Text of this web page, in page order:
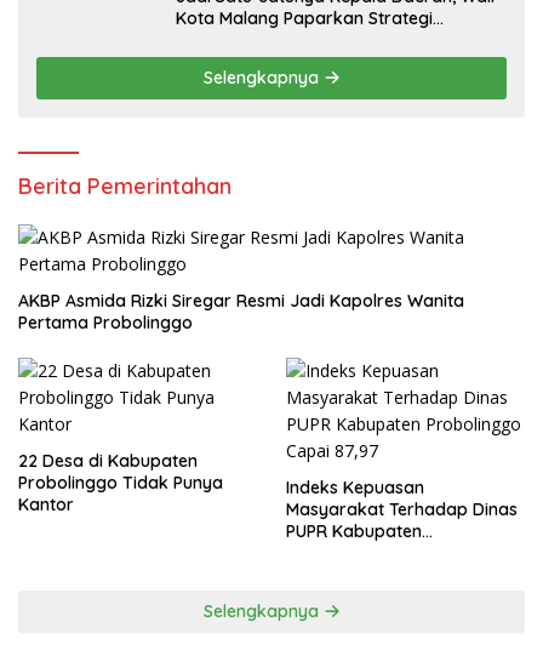
Kota Malang Paparkan Strategi
Selengkapnya
Berita Pemerintahan
AKBP Asmida Rizki Siregar Resmi Jadi Kapolres Wanita
Pertama Probolinggo
22 Desa di Kabupaten
Probolinggo Tidak Punya
Kantor
Indeks Kepuasan
Masyarakat Terhadap Dinas
PUPR Kabupaten
Selengkapnya